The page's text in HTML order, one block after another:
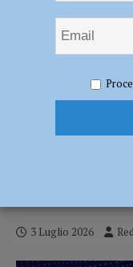
dipendente e cliente in
per dieci giorni
Rissa tra
3 Luglio 2026